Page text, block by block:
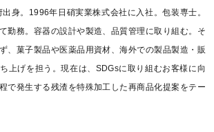
身。1996年日硝実業株式会社に入社。包装専士。
勤務。容器の設計や製造、品質管理に取り組む。そ
、菓子製品や医薬品用資材、海外での製品製造・販
上げを担う。現在は、SDGsに取り組むお客様に向
で発生する残渣を特殊加工した再商品化提案をテー